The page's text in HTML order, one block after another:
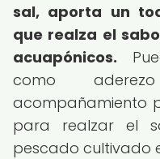
sal, aporta un
que realza el
acuapónicos.
como
acompañamiento
para realzar el
pescado cultivado